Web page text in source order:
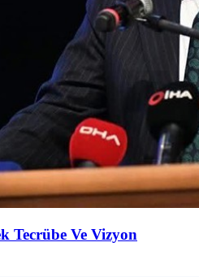
Tecrübe Ve Vizyon